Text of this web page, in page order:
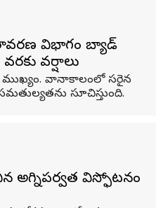
విభాగం బ్యాడ్
వర్షాలు
వానాకాలంలో సరైన
సూచిస్తుంది.
అగ్నిపర్వత విస్ఫోటనం